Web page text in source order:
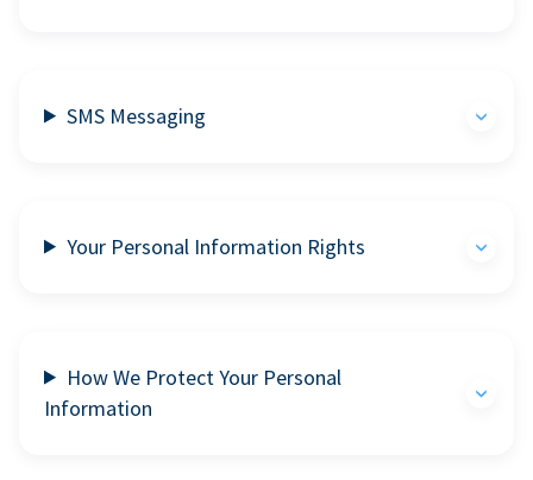
SMS Messaging
Your Personal Information Rights
How We Protect Your Personal
Information